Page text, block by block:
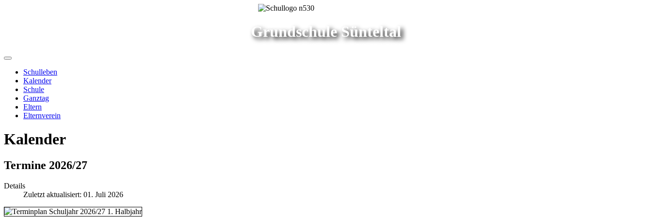
Grundschule Sünteltal
Schulleben
Kalender
Schule
Ganztag
Eltern
Elternverein
Kalender
Termine 2026/27
Details
Zuletzt aktualisiert: 01. Juli 2026